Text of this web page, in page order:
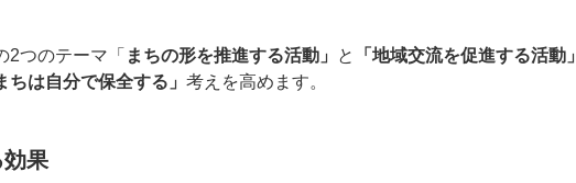
2つのテーマ「 まちの形を推進する活動」 と 「地域交流を促進する活動」
ちは自分で保全する」 考えを高めます。
果